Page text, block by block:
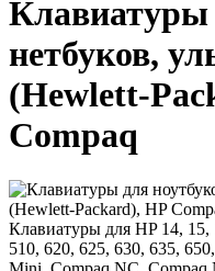
Клавиатуры
нетбуков,
(Hewlett-
Compaq
Клавиатуры для HP 14, 15,
510, 620, 625, 630, 635,